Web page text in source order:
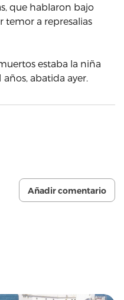
que hablaron bajo
a represalias
estaba la niña
abatida ayer.
Añadir comentario